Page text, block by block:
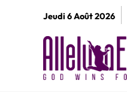
Jeudi 6 Août 2026